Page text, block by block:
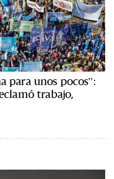
para unos pocos”:
trabajo,